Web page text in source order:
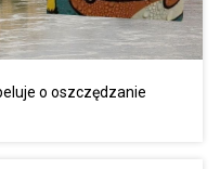
o oszczędzanie